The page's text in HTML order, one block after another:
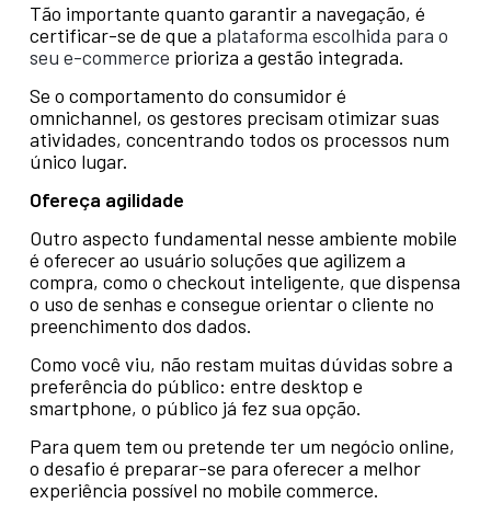
Tão importante quanto garantir a navegação, é
certificar-se de que a plataforma escolhida para o
seu e-commerce prioriza a gestão integrada.
Se o comportamento do consumidor é
omnichannel, os gestores precisam otimizar suas
atividades, concentrando todos os processos num
único lugar.
Ofereça agilidade
Outro aspecto fundamental nesse ambiente mobile
é oferecer ao usuário soluções que agilizem a
compra, como o checkout inteligente, que dispensa
o uso de senhas e consegue orientar o cliente no
preenchimento dos dados.
Como você viu, não restam muitas dúvidas sobre a
preferência do público: entre desktop e
smartphone, o público já fez sua opção.
Para quem tem ou pretende ter um negócio online,
o desafio é preparar-se para oferecer a melhor
experiência possível no mobile commerce.